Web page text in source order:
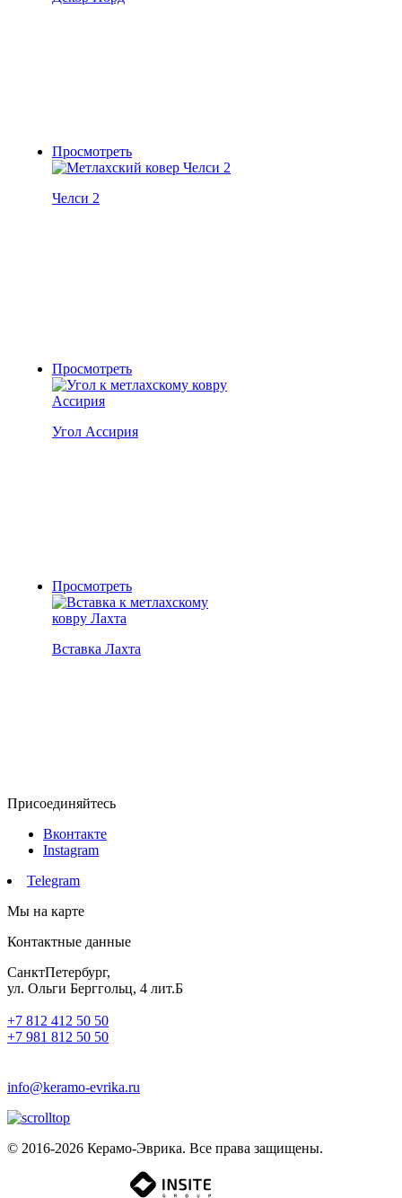
Просмотреть
Челси 2
Просмотреть
Угол Ассирия
Просмотреть
Вставка Лахта
Присоединяйтесь
Вконтакте
Instagram
Telegram
Мы на карте
Контактные данные
СанктПетербург,
ул. Ольги Берггольц, 4 лит.Б
+7 812 412 50 50
+7 981 812 50 50
info@keramo-evrika.ru
© 2016-2026 Керамо-Эврика. Все права защищены.